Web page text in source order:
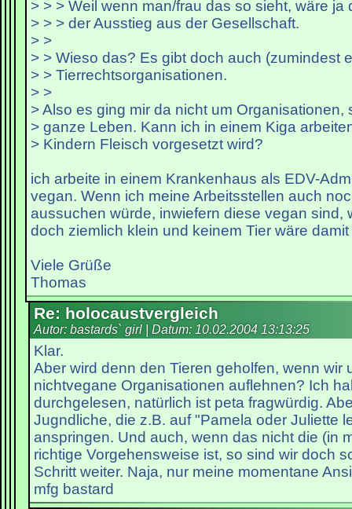
> > > Weil wenn man/frau das so sieht, wäre ja
> > > der Ausstieg aus der Gesellschaft.
> >
> > Wieso das? Es gibt doch auch (zumindest
> > Tierrechtsorganisationen.
> >
> Also es ging mir da nicht um Organisationen,
> ganze Leben. Kann ich in einem Kiga
> Kindern Fleisch vorgesetzt wird?
ich arbeite in einem Krankenhaus als EDV-
vegan. Wenn ich meine Arbeitsstellen auch
aussuchen würde, inwiefern diese vegan sind,
doch ziemlich klein und keinem Tier wäre
Viele Grüße
Thomas
Re: holocaustvergleich
Autor: bastards` girl | Datum: 10.02.2004 13:13:25
Klar.
Aber wird denn den Tieren geholfen, wenn wir
nichtvegane Organisationen auflehnen? Ich
durchgelesen, natürlich ist peta fragwürdig.
Jugndliche, die z.B. auf "Pamela oder Juliette
anspringen. Und auch, wenn das nicht die (in
richtige Vorgehensweise ist, so sind wir doch
Schritt weiter. Naja, nur meine momentane
mfg bastard